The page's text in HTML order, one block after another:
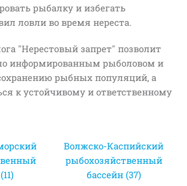
рыбалку и избегать
ловли во время нереста.
"Нерестовый запрет" позволит
информированным рыболовом и
рыбных популяций, а
к устойчивому и ответственному
Волжско-Каспийский
рыбохозяйственный
бассейн (37)